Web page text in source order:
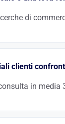
di
Milano », «
clienti
in media